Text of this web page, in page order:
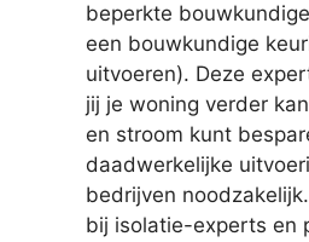
beperkte
een bouwkundige
uitvoeren). Deze
jij je woning verder
en stroom kunt
daadwerkelijke
bedrijven
bij isolatie-experts en